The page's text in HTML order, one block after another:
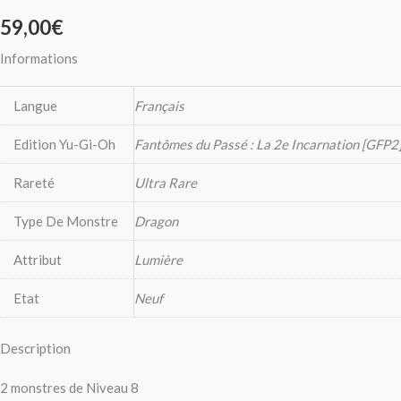
59,00€
Informations
Langue Français
Edition Yu-Gi-Oh Fantômes du Passé : La 2e Incarnation [GFP2]
Rareté Ultra Rare
Type De Monstre Dragon
Attribut Lumière
Etat Neuf
Description
2 monstres de Niveau 8